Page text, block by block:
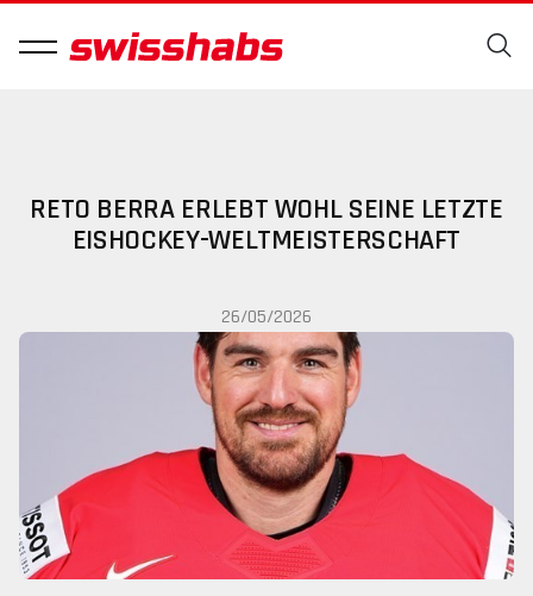
RETO BERRA ERLEBT WOHL SEINE LETZTE
EISHOCKEY-WELTMEISTERSCHAFT
26/05/2026